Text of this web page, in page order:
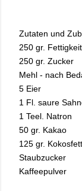
Zutaten und
250 gr.
250 gr. Zucker
Mehl - nach
5 Eier
1 Fl. saure
1 Teel. Natron
50 gr. Kakao
125 gr. Kokosfett
Staubzucker
Kaffeepulver